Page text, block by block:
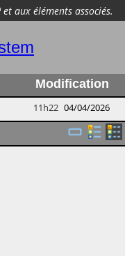
aux éléments associés.
Modification
11h22 04/04/2026